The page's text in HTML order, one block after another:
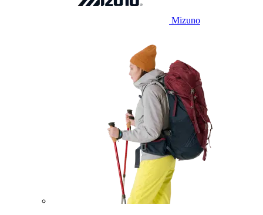
Mizuno